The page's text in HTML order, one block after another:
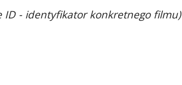
ID - identyfikator konkretnego filmu)